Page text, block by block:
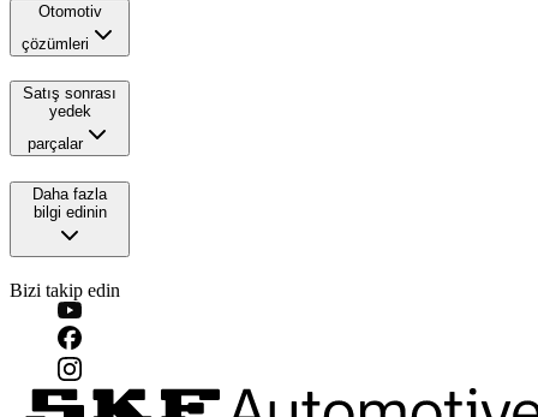
Otomotiv
çözümleri
Satış sonrası
yedek
parçalar
Daha fazla
bilgi edinin
Bizi takip edin